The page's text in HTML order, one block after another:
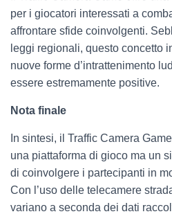
per i giocatori interessati a
affrontare sfide coinvolgenti.
leggi regionali, questo concetto
nuove forme d’intrattenimento
essere estremamente positive.
Nota finale
In sintesi, il Traffic Camera
una piattaforma di gioco ma un
di coinvolgere i partecipanti in
Con l’uso delle telecamere
variano a seconda dei dati